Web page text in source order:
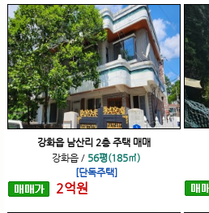
강화읍 남산리 2층 주택 매매
강화읍 / 56평(185㎡)
[단독주택]
2억원